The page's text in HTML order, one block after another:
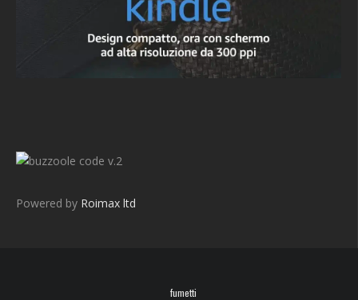
v.2
Powered by Roimax ltd
fumetti